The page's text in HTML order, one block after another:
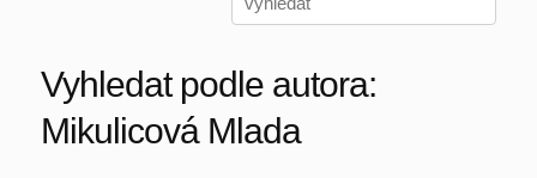
Vyhledat podle autora:
Mikulicová Mlada